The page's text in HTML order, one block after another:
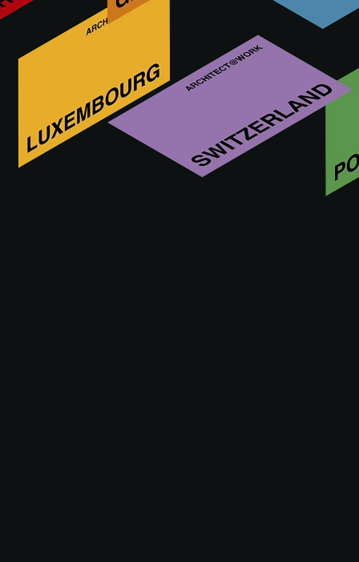
DELABIE, francuska, w 100% rodzinna firma założona w
1928 roku, to europejski lider w branży armatury i
wyposażenia sanitarnego do obiektów publicznych. Ponad